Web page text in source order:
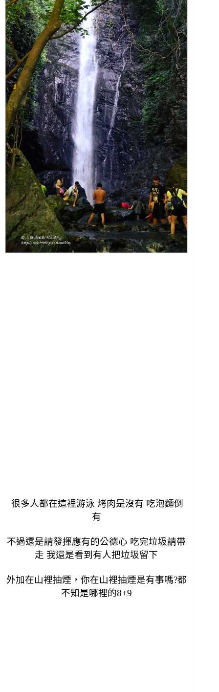
很多人都在這裡游泳 烤肉是沒有 吃泡麵倒
有
不過還是請發揮應有的公德心 吃完垃圾請帶
走 我還是看到有人把垃圾留下
外加在山裡抽煙，你在山裡抽煙是有事嗎?都
不知是哪裡的8+9